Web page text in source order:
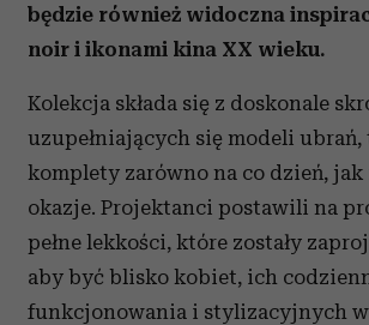
będzie również widoczna
noir i ikonami kina XX wieku.
Kolekcja składa się z doskonale
uzupełniających się modeli
komplety zarówno na co dzień, jak
okazje. Projektanci postawili na
pełne lekkości, które zostały
aby być blisko kobiet, ich
funkcjonowania i stylizacyjnych